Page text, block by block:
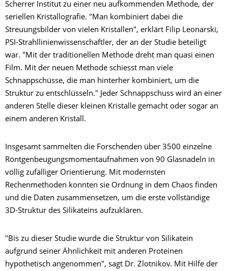
Scherrer Institut zu einer neu aufkommenden Methode, der
seriellen Kristallografie. "Man kombiniert dabei die
Streuungsbilder von vielen Kristallen", erklärt Filip Leonarski,
PSI-Strahllinienwissenschaftler, der an der Studie beteiligt
war. "Mit der traditionellen Methode dreht man quasi einen
Film. Mit der neuen Methode schiesst man viele
Schnappschüsse, die man hinterher kombiniert, um die
Struktur zu entschlüsseln." Jeder Schnappschuss wird an einer
anderen Stelle dieser kleinen Kristalle gemacht oder sogar an
einem anderen Kristall.
Insgesamt sammelten die Forschenden über 3500 einzelne
Röntgenbeugungsmomentaufnahmen von 90 Glasnadeln in
völlig zufälliger Orientierung. Mit modernsten
Rechenmethoden konnten sie Ordnung in dem Chaos finden
und die Daten zusammensetzen, um die erste vollständige
3D-Struktur des Silikateins aufzuklären.
"Bis zu dieser Studie wurde die Struktur von Silikatein
aufgrund seiner Ähnlichkeit mit anderen Proteinen
hypothetisch angenommen", sagt Dr. Zlotnikov. Mit Hilfe der